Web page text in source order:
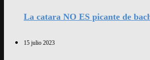
La catara NO ES picante de
15 julio 2023